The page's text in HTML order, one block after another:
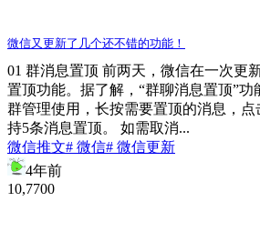
微信又更新了几个还不错的功能！
01 群消息置顶 前两天，微信在一次更
置顶功能。据了解，“群聊消息置顶”
群管理使用，长按需要置顶的消息，点
持5条消息置顶。 如需取消...
微信推文# 微信# 微信更新
4年前
10,7700